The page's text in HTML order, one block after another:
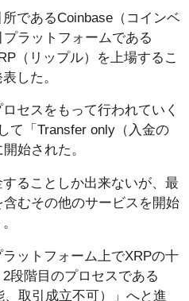
であるCoinbase（コインベ
ラットフォームである
（リップル）を上場するこ
した。
セスをもって行われていく
て「Transfer only（入金の
始された。
ることしか出来ないが、最
むその他のサービスを開始
ットフォーム上でXRPの十
段階目のプロセスである
、取引成立不可）」へと進